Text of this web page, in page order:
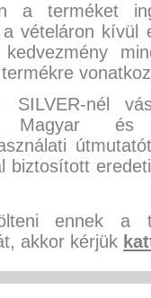
a terméket
vételáron kívül
SILVER-nél
Magyar és
biztosított
ennek a
akkor kérjük